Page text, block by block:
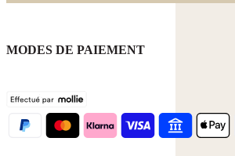
MODES DE PAIEMENT